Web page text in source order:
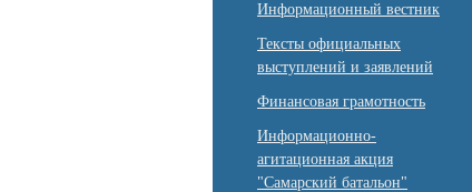
Информационный вестник
Тексты официальных
выступлений и заявлений
Финансовая грамотность
Информационно-
агитационная акция
"Самарский батальон"